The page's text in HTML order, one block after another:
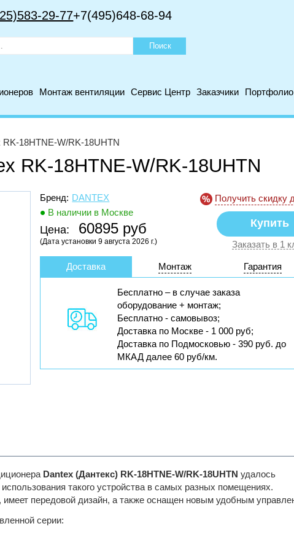
29-77+7(495)648-68-94
Монтаж вентиляции Сервис Центр Заказчики Портфолио
RK-18HTNE-W/RK-18UHTN
RK-18HTNE-W/RK-18UHTN
Бренд: DANTEX
В наличии в Москве
Цена: 60895 руб
(Дата установки 9 августа 2026 г.)
Получить скидку
Заказать в 1
Доставка Монтаж Гарантия
Бесплатно – в случае заказа
оборудование + монтаж;
Бесплатно - самовывоз;
Доставка по Москве - 1 000 руб;
Доставка по Подмосковью - 390 руб. до
МКАД далее 60 руб/км.
Dantex (Дантекс) RK-18HTNE-W/RK-18UHTN удалось
такого устройства в самых разных помещениях.
передовой дизайн, а также оснащен новым удобным
серии: